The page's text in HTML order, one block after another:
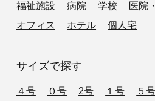
福祉施設
病院 学校
医院
オフィス
ホテル 個人宅
サイズで探す
４号 ０号 2号 １号 ５号